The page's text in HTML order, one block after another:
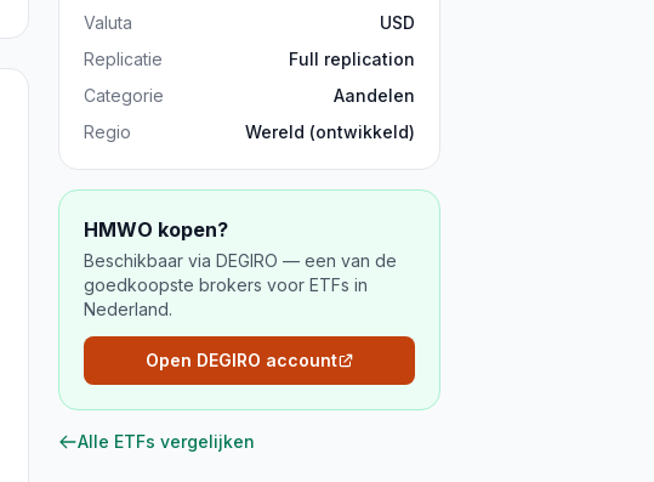
Valuta
USD
Replicatie
Full replication
Categorie
Aandelen
Regio
Wereld (ontwikkeld)
HMWO kopen?
Beschikbaar via DEGIRO — een van de
goedkoopste brokers voor ETFs in
Nederland.
Open DEGIRO account
Alle ETFs vergelijken